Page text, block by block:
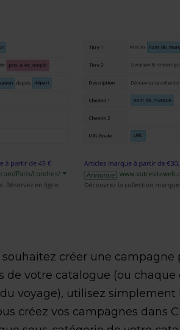
souhaitez créer une campagne
de votre catalogue (ou chaque
voyage), utilisez simplement
créez vos campagnes dans